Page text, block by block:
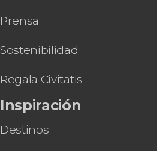
Prensa
Sostenibilidad
Regala Civitatis
Inspiración
Destinos